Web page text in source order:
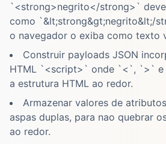
`<strong>negrito</strong>`
como `&lt;strong&gt;negrito&lt;/
o navegador o exiba como texto
Construir payloads JSON
HTML `<script>` onde `<`, `>` e
a estrutura HTML ao redor.
Armazenar valores de
aspas duplas, para nao quebrar
ao redor.